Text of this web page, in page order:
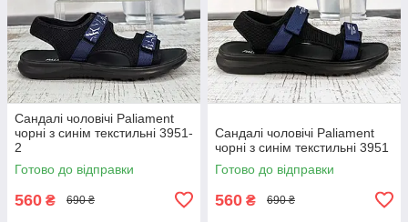
Сандалі чоловічі Paliament
чорні з синім текстильні 3951-
2
Готово до відправки
560 ₴ 690 ₴
Сандалі чоловічі Paliament
чорні з синім текстильні 3951
Готово до відправки
560 ₴ 690 ₴